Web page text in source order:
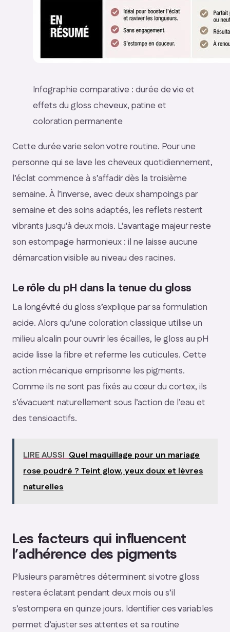
Infographie comparative : durée de vie et
effets du gloss cheveux, patine et
coloration permanente
Cette durée varie selon votre routine. Pour une
personne qui se lave les cheveux quotidiennement,
l’éclat commence à s’affadir dès la troisième
semaine. À l’inverse, avec deux shampoings par
semaine et des soins adaptés, les reflets restent
vibrants jusqu’à deux mois. L’avantage majeur reste
son estompage harmonieux : il ne laisse aucune
démarcation visible au niveau des racines.
Le rôle du pH dans la tenue du gloss
La longévité du gloss s’explique par sa formulation
acide. Alors qu’une coloration classique utilise un
milieu alcalin pour ouvrir les écailles, le gloss au pH
acide lisse la fibre et referme les cuticules. Cette
action mécanique emprisonne les pigments.
Comme ils ne sont pas fixés au cœur du cortex, ils
s’évacuent naturellement sous l’action de l’eau et
des tensioactifs.
LIRE AUSSI Quel maquillage pour un mariage
rose poudré ? Teint glow, yeux doux et lèvres
naturelles
Les facteurs qui influencent
l’adhérence des pigments
Plusieurs paramètres déterminent si votre gloss
restera éclatant pendant deux mois ou s’il
s’estompera en quinze jours. Identifier ces variables
permet d’ajuster ses attentes et sa routine